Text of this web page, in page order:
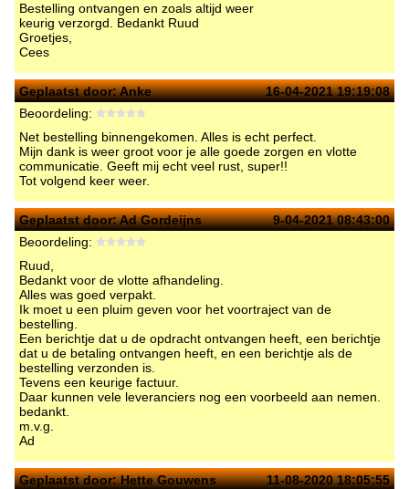
Bestelling ontvangen en zoals altijd weer
keurig verzorgd. Bedankt Ruud
Groetjes,
Cees
Geplaatst door:Anke
16-04-2021 19:19:08
Beoordeling:
Net bestelling binnengekomen. Alles is echt perfect.
Mijn dank is weer groot voor je alle goede zorgen en vlotte
communicatie. Geeft mij echt veel rust, super!!
Tot volgend keer weer.
Geplaatst door:Ad Gordeijns
9-04-2021 08:43:00
Beoordeling:
Ruud,
Bedankt voor de vlotte afhandeling.
Alles was goed verpakt.
Ik moet u een pluim geven voor het voortraject van de
bestelling.
Een berichtje dat u de opdracht ontvangen heeft, een berichtje
dat u de betaling ontvangen heeft, en een berichtje als de
bestelling verzonden is.
Tevens een keurige factuur.
Daar kunnen vele leveranciers nog een voorbeeld aan nemen.
bedankt.
m.v.g.
Ad
Geplaatst door:Hette Gouwens
11-08-2020 18:05:55